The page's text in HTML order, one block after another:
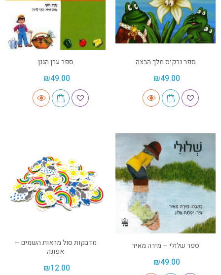
ספר נרקיס מלך הבצה
₪49.00
ספר ערן הגנן
₪49.00
ספר שלולי – מירה מאיר
₪49.00
מדבקות סול מראות השמים –
אפונה
₪12.00